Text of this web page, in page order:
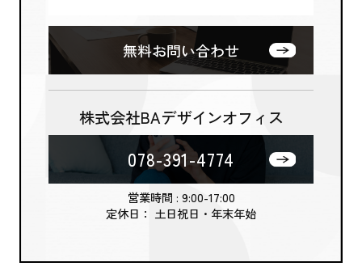
無料お問い合わせ
株式会社BAデザインオフィス
078-391-4774
営業時間 : 9:00-17:00
定休日： 土日祝日・年末年始